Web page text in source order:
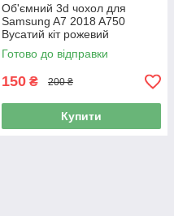
Об'ємний 3d чохол для
Samsung A7 2018 A750
Вусатий кіт рожевий
Готово до відправки
150 ₴ 200 ₴
Купити